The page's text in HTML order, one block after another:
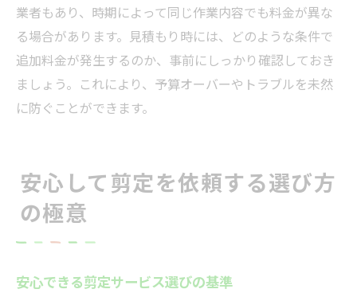
業者もあり、時期によって同じ作業内容でも料金が異な
る場合があります。見積もり時には、どのような条件で
追加料金が発生するのか、事前にしっかり確認しておき
ましょう。これにより、予算オーバーやトラブルを未然
に防ぐことができます。
安心して剪定を依頼する選び方
の極意
安心できる剪定サービス選びの基準